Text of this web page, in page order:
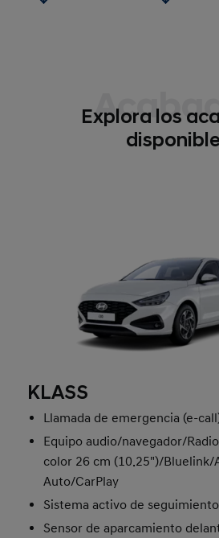
Explora los
KLASS
Llamada de emergencia (e-
Equipo audio/navegador/
color 26 cm (10.25")/Bluelink/
Auto/CarPlay
Sistema activo de
Sensor de aparcamiento